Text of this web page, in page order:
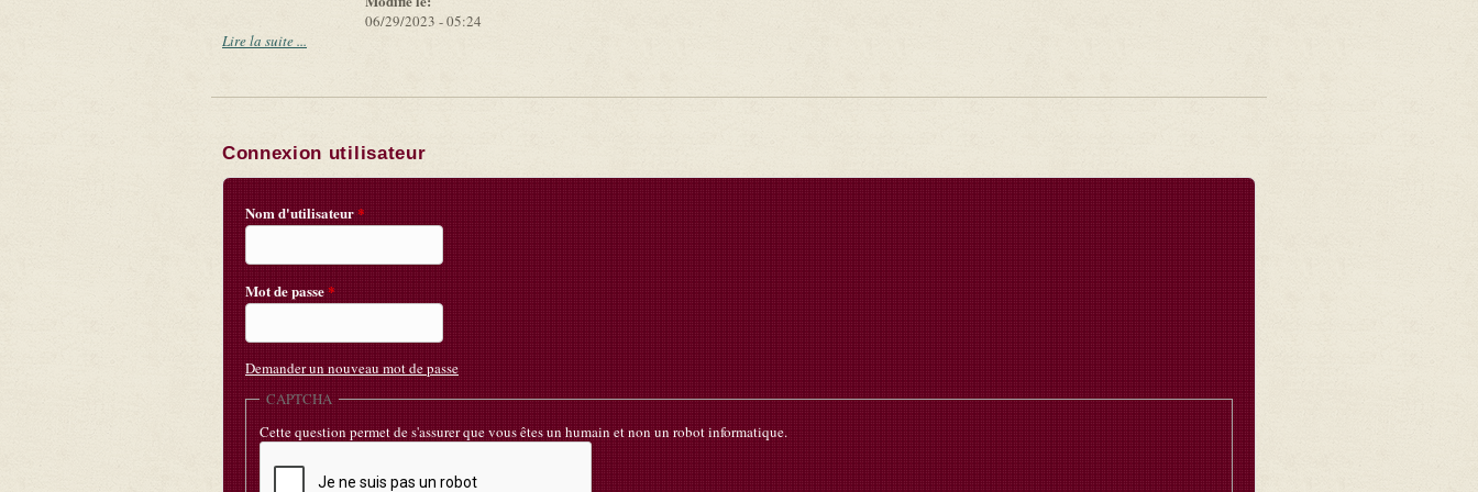
06/29/2023 - 05:24
Lire la suite ...
Connexion utilisateur
Nom d'utilisateur*
Mot de passe*
Demander un nouveau mot de passe
CAPTCHA
Cette question permet de s'assurer que vous êtes un humain et non un robot informatique.